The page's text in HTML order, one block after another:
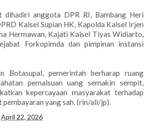
dihadiri anggota DPR RI, Bambang Heri
Kalsel Supian HK, Kapolda Kalsel Irjen
Hermawan, Kajati Kalsel Tiyas Widiarto,
Forkopimda dan pimpinan instansi
Botasupal, pemerintah berharap ruang
pemalsuan uang semakin sempit,
kepercayaan masyarakat terhadap
pembayaran yang sah. (rin/ali/jp).
April 22, 2026